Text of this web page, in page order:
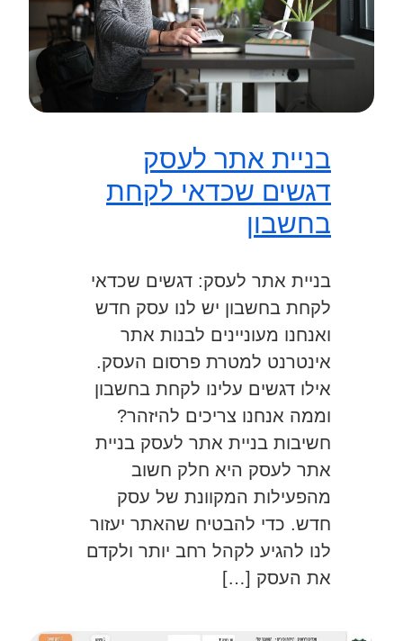
בניית אתר לעסק
דגשים שכדאי לקחת
בחשבון
בניית אתר לעסק: דגשים שכדאי
לקחת בחשבון יש לנו עסק חדש
ואנחנו מעוניינים לבנות אתר
אינטרנט למטרת פרסום העסק.
אילו דגשים עלינו לקחת בחשבון
וממה אנחנו צריכים להיזהר?
חשיבות בניית אתר לעסק בניית
אתר לעסק היא חלק חשוב
מהפעילות המקוונת של עסק
חדש. כדי להבטיח שהאתר יעזור
לנו להגיע לקהל רחב יותר ולקדם
את העסק […]